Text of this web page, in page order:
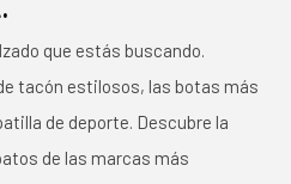
que estás buscando.
tacón estilosos, las botas más
de deporte. Descubre la
de las marcas más